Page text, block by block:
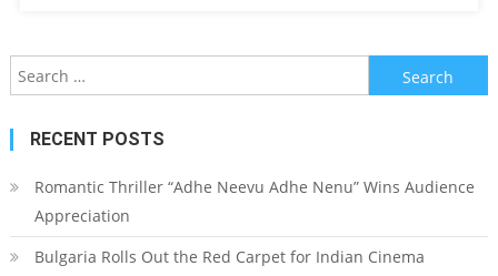
Search for:
RECENT POSTS
Romantic Thriller “Adhe Neevu Adhe Nenu” Wins Audience
Appreciation
Bulgaria Rolls Out the Red Carpet for Indian Cinema